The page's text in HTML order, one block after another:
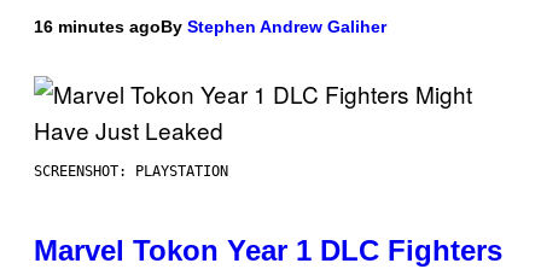
16 minutes agoBy Stephen Andrew Galiher
SCREENSHOT: PLAYSTATION
Marvel Tokon Year 1 DLC Fighters